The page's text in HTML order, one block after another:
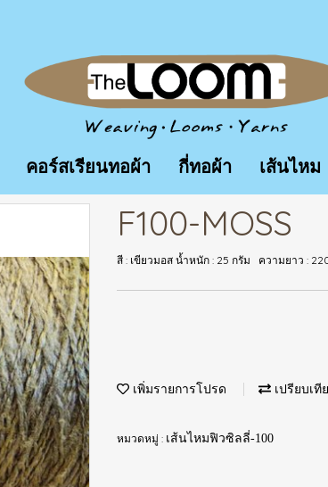
คอร์สเรียนทอผ้า กี่ทอผ้า เส้นไหม
F100-MOSS
สี : เขียวมอส น้ำหนัก : 25 กรัม ความยาว :
เพิ่มรายการโปรด เปรียบเที
หมวดหมู่ : เส้นไหมฟิวซิลลี่-100